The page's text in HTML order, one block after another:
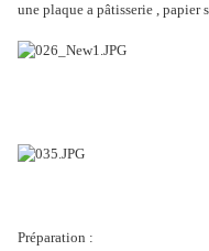
une plaque a pâtisserie , papier
Préparation :